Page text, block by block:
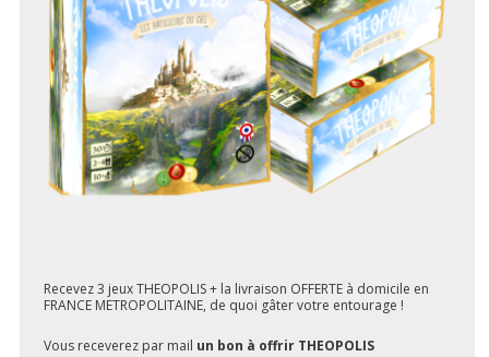
Recevez 3 jeux THEOPOLIS + la livraison OFFERTE à domicile en
FRANCE METROPOLITAINE, de quoi gâter votre entourage !
Vous receverez par mail un bon à offrir THEOPOLIS